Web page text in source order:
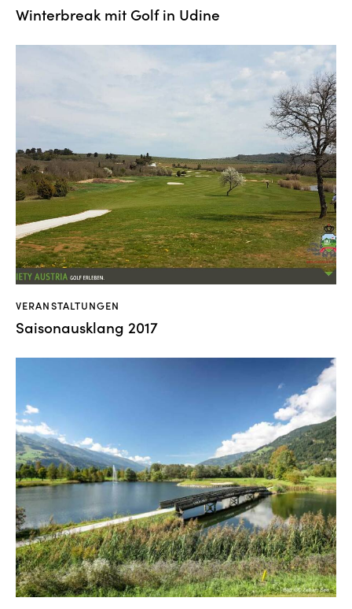
Winterbreak mit Golf in Udine
VERANSTALTUNGEN
Saisonausklang 2017